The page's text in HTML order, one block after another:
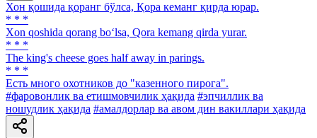
Хон қошида қоранг бўлса, Қора кеманг қирда юрар.
* * *
Xon qoshida qorang bo‘lsa, Qora kemang qirda yurar.
* * *
The king's cheese goes half away in parings.
* * *
Есть много охотников до "казенного пирога".
#фаровонлик ва етишмовчилик ҳақида #эпчиллик ва
ношудлик ҳақида #амалдорлар ва авом дин вакиллари ҳақида